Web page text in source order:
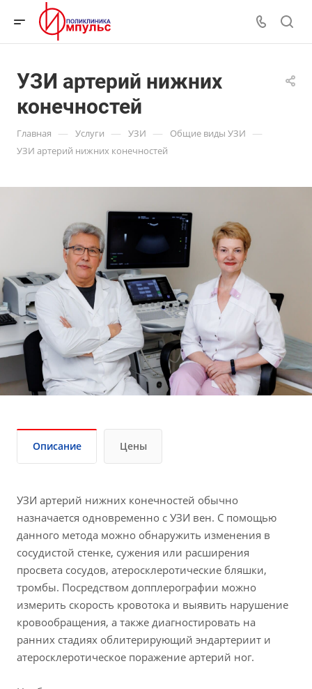
УЗИ артерий нижних
конечностей
Главная — Услуги — УЗИ — Общие виды УЗИ —
УЗИ артерий нижних конечностей
Описание Цены
УЗИ артерий нижних конечностей обычно
назначается одновременно с УЗИ вен. С помощью
данного метода можно обнаружить изменения в
сосудистой стенке, сужения или расширения
просвета сосудов, атеросклеротические бляшки,
тромбы. Посредством допплерографии можно
измерить скорость кровотока и выявить нарушение
кровообращения, а также диагностировать на
ранних стадиях облитерирующий эндартериит и
атеросклеротическое поражение артерий ног.